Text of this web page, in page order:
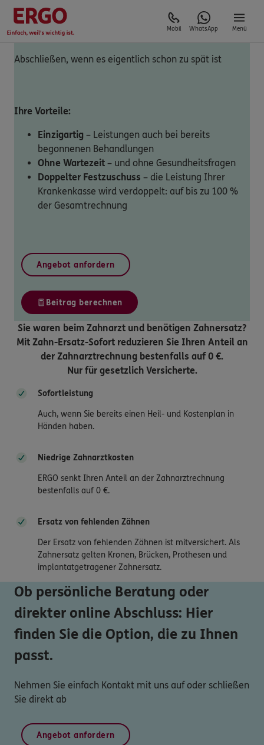
Mobil WhatsApp Menü
Abschließen, wenn es eigentlich schon zu spät ist
Ihre Vorteile:
Einzigartig – Leistungen auch bei bereits
begonnenen Behandlungen
Ohne Wartezeit – und ohne Gesundheitsfragen
Doppelter Festzuschuss – die Leistung Ihrer
Krankenkasse wird verdoppelt: auf bis zu 100 %
der Gesamtrechnung
Angebot anfordern
Beitrag berechnen
Sie waren beim Zahnarzt und benötigen Zahnersatz?
Mit Zahn-Ersatz-Sofort reduzieren Sie Ihren Anteil an
der Zahnarztrechnung bestenfalls auf 0 €.
Nur für gesetzlich Versicherte.
Sofortleistung
Auch, wenn Sie bereits einen Heil- und Kostenplan in
Händen haben.
Niedrige Zahnarztkosten
ERGO senkt Ihren Anteil an der Zahnarztrechnung
bestenfalls auf 0 €.
Ersatz von fehlenden Zähnen
Der Ersatz von fehlenden Zähnen ist mitversichert. Als
Zahnersatz gelten Kronen, Brücken, Prothesen und
implantatgetragener Zahnersatz.
Ob persönliche Beratung oder
direkter online Abschluss: Hier
finden Sie die Option, die zu Ihnen
passt.
Nehmen Sie einfach Kontakt mit uns auf oder schließen
Sie direkt ab
Angebot anfordern